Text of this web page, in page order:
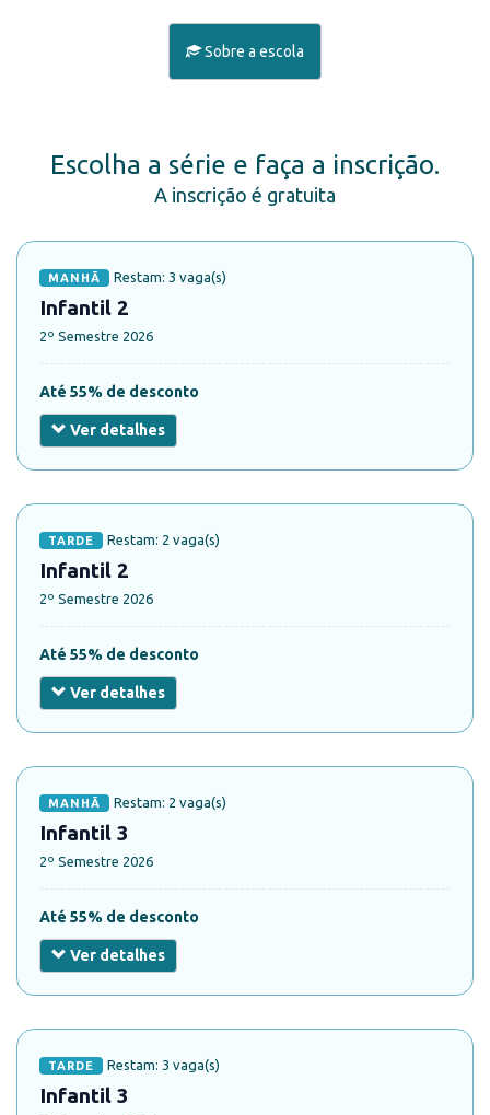
Sobre a escola
Escolha a série e faça a inscrição.
A inscrição é gratuita
MANHÃ Restam: 3 vaga(s)
Infantil 2
2º Semestre 2026
Até 55% de desconto
Ver detalhes
TARDE Restam: 2 vaga(s)
Infantil 2
2º Semestre 2026
Até 55% de desconto
Ver detalhes
MANHÃ Restam: 2 vaga(s)
Infantil 3
2º Semestre 2026
Até 55% de desconto
Ver detalhes
TARDE Restam: 3 vaga(s)
Infantil 3